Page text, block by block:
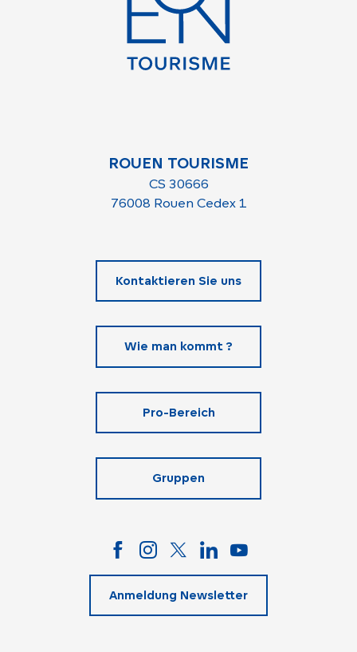
ROUEN TOURISME
CS 30666
76008 Rouen Cedex 1
Kontaktieren Sie uns
Wie man kommt ?
Pro-Bereich
Gruppen
Anmeldung Newsletter